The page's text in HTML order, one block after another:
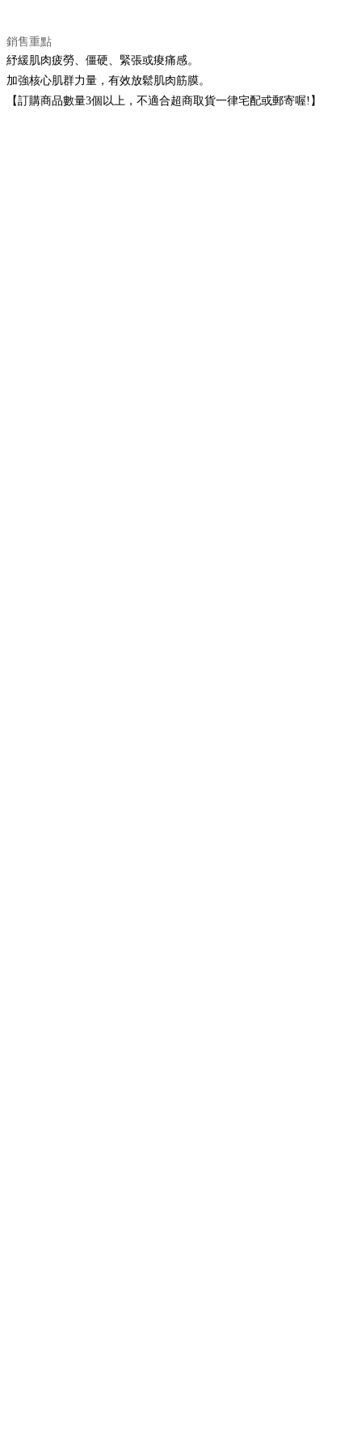
銷售重點
紓緩肌肉疲勞、僵硬、緊張或痠痛感。
加強核心肌群力量，有效放鬆肌肉筋膜。
【訂購商品數量3個以上，不適合超商取貨一律宅配或郵寄喔!】